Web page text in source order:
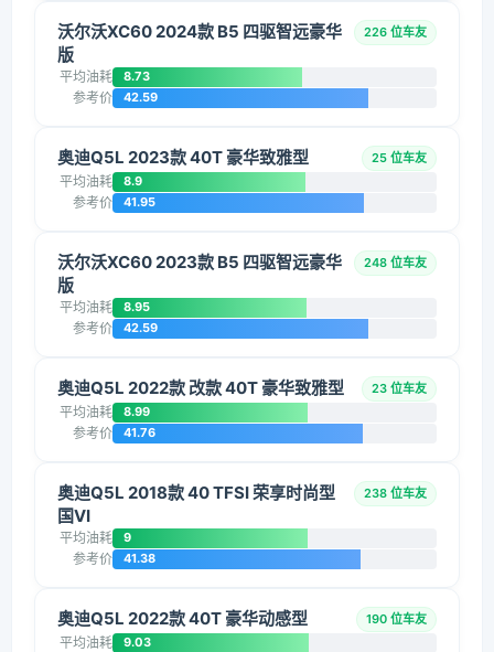
沃尔沃XC60 2024款 B5 四驱智远豪华
版
226 位车友
平均油耗 8.73
参考价 42.59
奥迪Q5L 2023款 40T 豪华致雅型 25 位车友
平均油耗 8.9
参考价 41.95
沃尔沃XC60 2023款 B5 四驱智远豪华
版
248 位车友
平均油耗 8.95
参考价 42.59
奥迪Q5L 2022款 改款 40T 豪华致雅型 23 位车友
平均油耗 8.99
参考价 41.76
奥迪Q5L 2018款 40 TFSI 荣享时尚型
国VI
238 位车友
平均油耗 9
参考价 41.38
奥迪Q5L 2022款 40T 豪华动感型 190 位车友
平均油耗 9.03